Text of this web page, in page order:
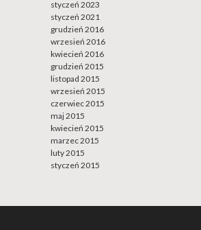
styczeń 2023
styczeń 2021
grudzień 2016
wrzesień 2016
kwiecień 2016
grudzień 2015
listopad 2015
wrzesień 2015
czerwiec 2015
maj 2015
kwiecień 2015
marzec 2015
luty 2015
styczeń 2015